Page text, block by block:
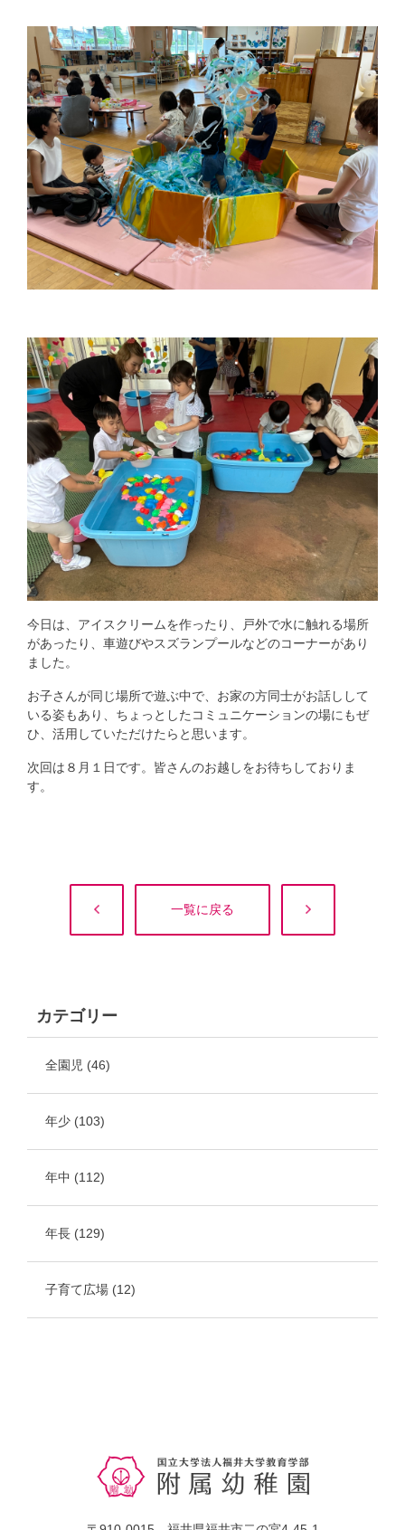
今日は、アイスクリームを作ったり、戸外で水に触れる場所
があったり、車遊びやスズランプールなどのコーナーがあり
ました。
お子さんが同じ場所で遊ぶ中で、お家の方同士がお話しして
いる姿もあり、ちょっとしたコミュニケーションの場にもぜ
ひ、活用していただけたらと思います。
次回は８月１日です。皆さんのお越しをお待ちしておりま
す。
一覧に戻る
カテゴリー
全園児 (46)
年少 (103)
年中 (112)
年長 (129)
子育て広場 (12)